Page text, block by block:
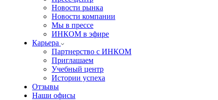
Новости рынка
Новости компании
Мы в прессе
ИНКОМ в эфире
Карьера
Партнерство с ИНКОМ
Приглашаем
Учебный центр
Истории успеха
Отзывы
Наши офисы